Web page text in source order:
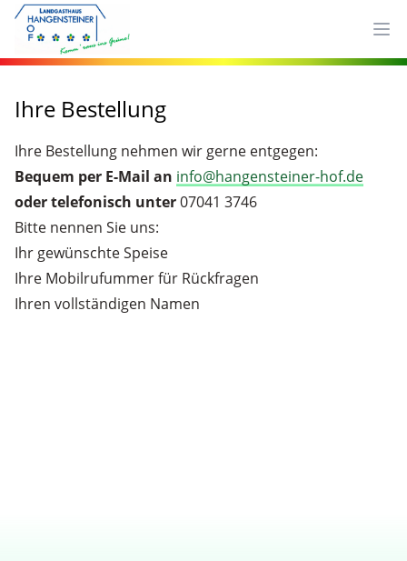
Ihre Bestellung
Ihre Bestellung nehmen wir gerne entgegen:
Bequem per E-Mail an info@hangensteiner-hof.de
oder telefonisch unter07041 3746
Bitte nennen Sie uns:
Ihr gewünschte Speise
Ihre Mobilrufummer für Rückfragen
Ihren vollständigen Namen